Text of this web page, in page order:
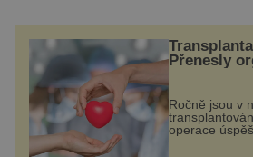
Přenesly
Ročně jsou v
operace